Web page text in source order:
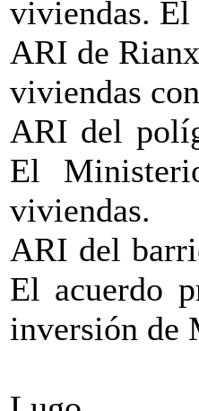
viviendas.
ARI de
viviendas
ARI del
El
viviendas.
ARI del
El acuerdo
inversión de